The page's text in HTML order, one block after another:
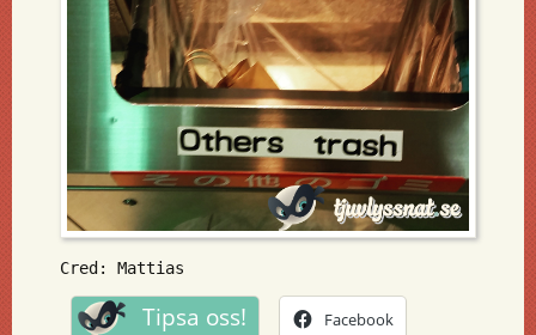
Cred: Mattias
Tipsa oss! Facebook